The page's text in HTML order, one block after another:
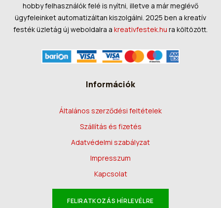
hobby felhasználók felé is nyítni, illetve a már meglévő
ügyfeleinket automatizáltan kiszolgálni. 2025 ben a kreatív
festék üzletág új weboldalra a kreativfestek.hu ra költözött.
Információk
Általános szerződési feltételek
Szállítás és fizetés
Adatvédelmi szabályzat
Impresszum
Kapcsolat
FELIRATKOZÁS HÍRLEVÉLRE